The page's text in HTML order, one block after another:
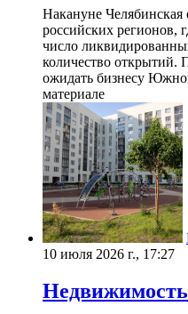
Накануне Челябинская
российских регионов,
число
количество открытий.
ожидать бизнесу
материале
10 июля 2026 г., 17:27
Недвижимость